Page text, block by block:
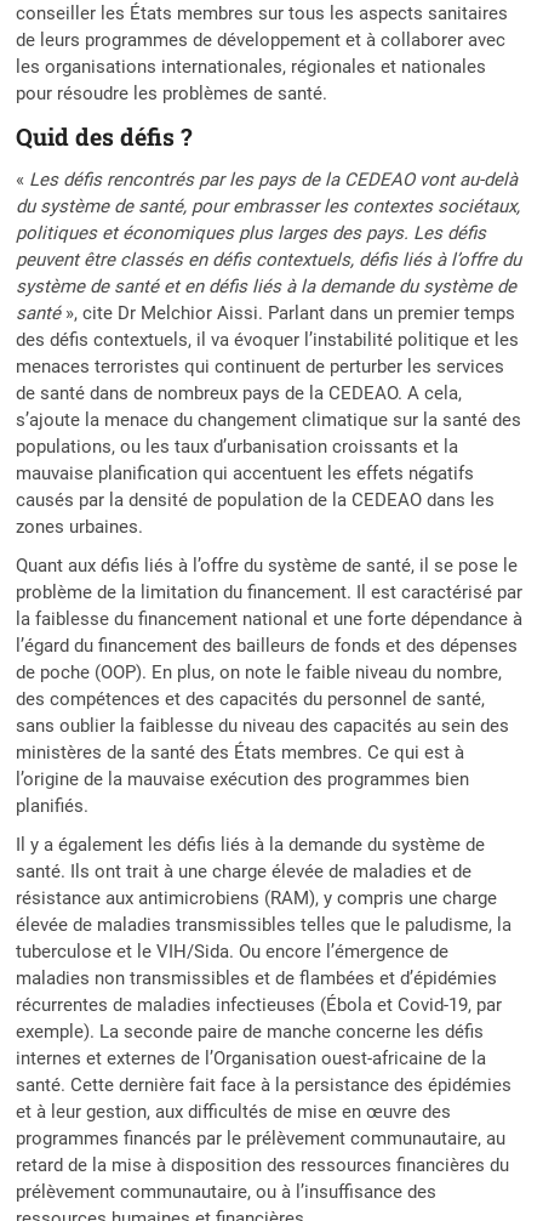
conseiller les États membres sur tous les aspects sanitaires
de leurs programmes de développement et à collaborer avec
les organisations internationales, régionales et nationales
pour résoudre les problèmes de santé.
Quid des défis ?
« Les défis rencontrés par les pays de la CEDEAO vont au-delà
du système de santé, pour embrasser les contextes sociétaux,
politiques et économiques plus larges des pays. Les défis
peuvent être classés en défis contextuels, défis liés à l’offre du
système de santé et en défis liés à la demande du système de
santé», cite Dr Melchior Aissi. Parlant dans un premier temps
des défis contextuels, il va évoquer l’instabilité politique et les
menaces terroristes qui continuent de perturber les services
de santé dans de nombreux pays de la CEDEAO. A cela,
s’ajoute la menace du changement climatique sur la santé des
populations, ou les taux d’urbanisation croissants et la
mauvaise planification qui accentuent les effets négatifs
causés par la densité de population de la CEDEAO dans les
zones urbaines.
Quant aux défis liés à l’offre du système de santé, il se pose le
problème de la limitation du financement. Il est caractérisé par
la faiblesse du financement national et une forte dépendance à
l’égard du financement des bailleurs de fonds et des dépenses
de poche (OOP). En plus, on note le faible niveau du nombre,
des compétences et des capacités du personnel de santé,
sans oublier la faiblesse du niveau des capacités au sein des
ministères de la santé des États membres. Ce qui est à
l’origine de la mauvaise exécution des programmes bien
planifiés.
Il y a également les défis liés à la demande du système de
santé. Ils ont trait à une charge élevée de maladies et de
résistance aux antimicrobiens (RAM), y compris une charge
élevée de maladies transmissibles telles que le paludisme, la
tuberculose et le VIH/Sida. Ou encore l’émergence de
maladies non transmissibles et de flambées et d’épidémies
récurrentes de maladies infectieuses (Ébola et Covid-19, par
exemple). La seconde paire de manche concerne les défis
internes et externes de l’Organisation ouest-africaine de la
santé. Cette dernière fait face à la persistance des épidémies
et à leur gestion, aux difficultés de mise en œuvre des
programmes financés par le prélèvement communautaire, au
retard de la mise à disposition des ressources financières du
prélèvement communautaire, ou à l’insuffisance des